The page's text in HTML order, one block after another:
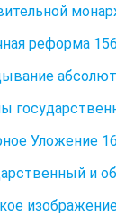
реформа
Уложение
и